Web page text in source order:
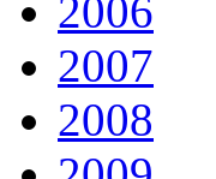
2006
2007
2008